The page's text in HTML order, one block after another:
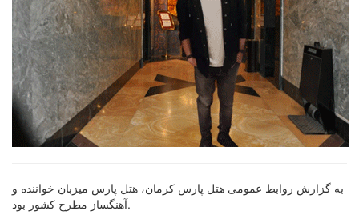
به گزارش روابط عمومی هتل پارس کرمان، هتل پارس میزبان خواننده و
آهنگساز مطرح کشور بود.